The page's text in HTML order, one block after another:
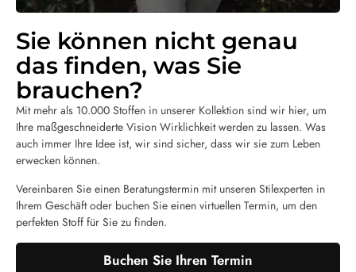
Sie können nicht genau
das finden, was Sie
brauchen?
Mit mehr als 10.000 Stoffen in unserer Kollektion sind wir hier, um
Ihre maßgeschneiderte Vision Wirklichkeit werden zu lassen. Was
auch immer Ihre Idee ist, wir sind sicher, dass wir sie zum Leben
erwecken können.
Vereinbaren Sie einen Beratungstermin mit unseren Stilexperten in
Ihrem Geschäft oder buchen Sie einen virtuellen Termin, um den
perfekten Stoff für Sie zu finden.
Buchen Sie Ihren Termin